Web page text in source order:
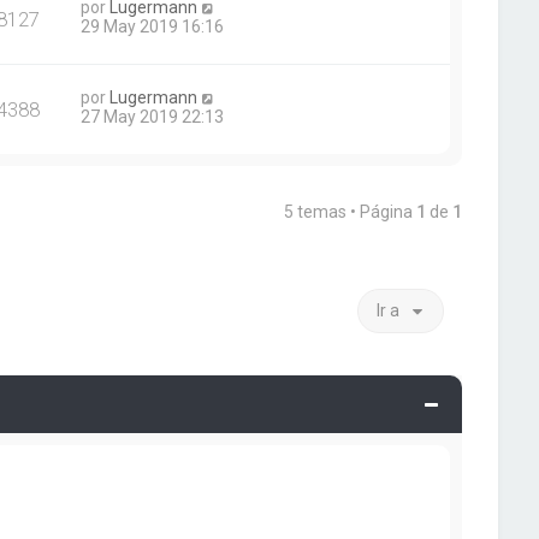
por Lugermann
29 May 2019 16:16
por Lugermann
27 May 2019 22:13
5 temas • Página 1 de 1
Ir a